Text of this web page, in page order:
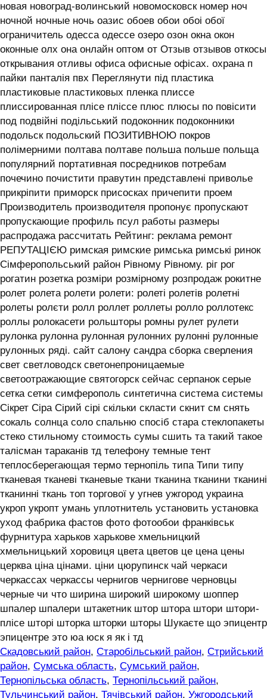
новая новоград-волинський новомосковск номер ноч
ночной ночные ночь оазис обоев обои обоі обої
ограничитель одесса одессе озеро озон окна окон
оконные олх она онлайн оптом от Отзыв отзывов откосы
открывания отливы офиса офисные офісах. охрана п
пайки панталія пвх Переглянути під пластика
пластиковые пластиковых пленка плиссе
плиссированная плісе пліссе плюс плюсы по повісити
под подвійні подільський подоконник подоконники
подольск подольский ПОЗИТИВНОЮ покров
полімерними полтава полтаве польша польше польща
популярний портативная посредников потребам
почечино почистити правутин представлені приволье
прикріпити приморск присосках причепити проем
Производитель производителя пропонує пропускают
пропускающие профиль псул работы размеры
распродажа рассчитать Рейтинг: реклама ремонт
РЕПУТАЦІЄЮ римская римские римська римські ринок
Сімферопольський район Рівному Рівному. ріг рог
рогатин розетка розміри розмірному розпродаж рокитне
ролет ролета ролети ролети: ролеті ролетів ролетні
ролеты ролєти ролл роллет роллеты ролло роллотекс
роллы ролокасети рольшторы ромны рулет рулети
рулонка рулонна рулонная рулонних рулонні рулонные
рулонных ряді. сайт салону сандра сборка сверления
свет светловодск светонепроницаемые
светоотражающие святогорск сейчас серпанок серые
сетка сетки симферополь синтетична система системы
‎Сікрет Сіра Сірий сірі скільки скласти скнит см снять
сокаль солнца соло спальню спосіб стара стеклопакеты
стеко стильному стоимость сумы сшить та такий такое
талісман тараканів тд телефону темные тент
теплосберегающая термо тернопіль типа Типи типу
тканевая тканеві тканевые ткани тканина тканини тканині
тканинні ткань топ торгової у угнев ужгород украина
укроп укропт умань уплотнитель установить установка
уход фабрика фастов фото фотообои франківськ
фурнитура харьков харькове хмельницкий
хмельницький хоровиця цвета цветов це цена цены
церква ціна цінами. ціни цюрупинск чай черкаси
черкассах черкассы чернигов чернигове черновцы
черные чи что ширина широкий широкому шоппер
шпалер шпалери штакетник штор штора штори штори-
плісе шторі шторка шторки шторы Шукаєте що эпицентр
эпицентре это юа юск я як і тд
Скадовський район, Старобільський район, Стрийський
район, Сумська область, Сумський район,
Тернопільська область, Тернопільський район,
Тульчинський район, Тячівський район, Ужгородський